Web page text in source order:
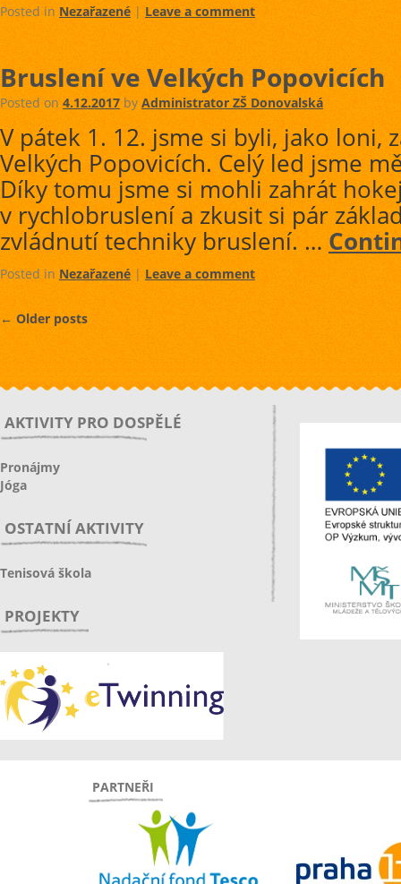
Posted in Nezařazené | Leave a comment
Bruslení ve Velkých Popovicích
Posted on 4.12.2017 by Administrator ZŠ Donovalská
V pátek 1. 12. jsme si byli, jako loni,
Velkých Popovicích. Celý led jsme
Díky tomu jsme si mohli zahrát
v rychlobruslení a zkusit si pár
zvládnutí techniky bruslení. …
Posted in Nezařazené | Leave a comment
← Older posts
AKTIVITY PRO DOSPĚLÉ
Pronájmy
Jóga
OSTATNÍ AKTIVITY
Tenisová škola
PROJEKTY
PARTNEŘI